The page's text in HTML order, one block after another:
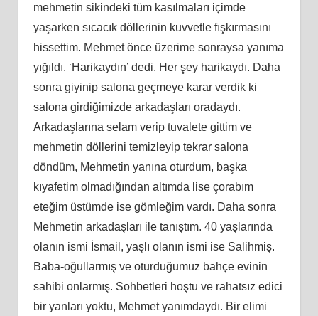
mehmetin sikindeki tüm kasılmaları içimde
yaşarken sıcacık döllerinin kuvvetle fışkırmasını
hissettim. Mehmet önce üzerime sonraysa yanıma
yığıldı. ‘Harikaydın’ dedi. Her şey harikaydı. Daha
sonra giyinip salona geçmeye karar verdik ki
salona girdiğimizde arkadaşları oradaydı.
Arkadaşlarına selam verip tuvalete gittim ve
mehmetin döllerini temizleyip tekrar salona
döndüm, Mehmetin yanına oturdum, başka
kıyafetim olmadığından altımda lise çorabım
eteğim üstümde ise gömleğim vardı. Daha sonra
Mehmetin arkadaşları ile tanıştım. 40 yaşlarında
olanın ismi İsmail, yaşlı olanın ismi ise Salihmiş.
Baba-oğullarmış ve oturduğumuz bahçe evinin
sahibi onlarmış. Sohbetleri hoştu ve rahatsız edici
bir yanları yoktu, Mehmet yanımdaydı. Bir elimi